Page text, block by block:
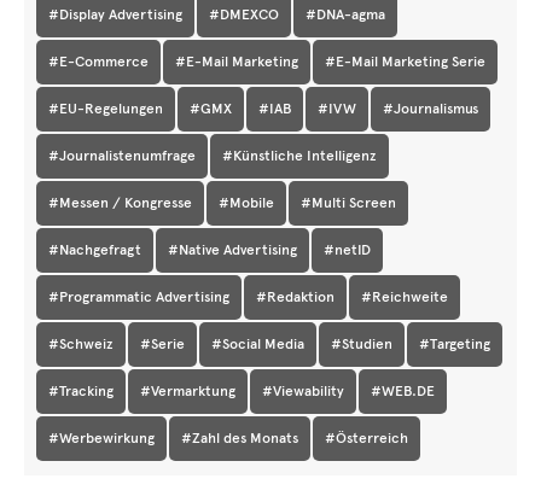
#Display Advertising #DMEXCO #DNA-agma
#E-Commerce #E-Mail Marketing #E-Mail Marketing Serie
#EU-Regelungen #GMX #IAB #IVW #Journalismus
#Journalistenumfrage #Künstliche Intelligenz
#Messen / Kongresse #Mobile #Multi Screen
#Nachgefragt #Native Advertising #netID
#Programmatic Advertising #Redaktion #Reichweite
#Schweiz #Serie #Social Media #Studien #Targeting
#Tracking #Vermarktung #Viewability #WEB.DE
#Werbewirkung #Zahl des Monats #Österreich